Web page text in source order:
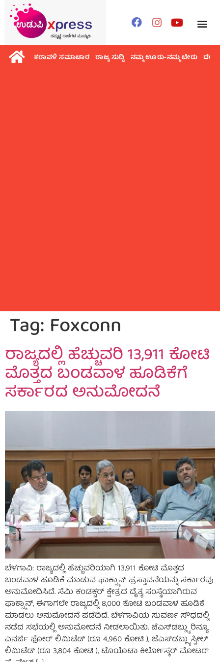
ಕರಾವಳಿ ಸಮಾಚಾರ ರಾಜ್ಯ ಸುದ್ದಿ ನಮ್ಮ ಊರು-ನಮ್ಮ ಬೇರು ದೇಶ
Tag: Foxconn
ರಾಜ್ಯದಲ್ಲಿ ಹೆಚ್ಚುವರಿ 13,911 ಕೋಟಿ
ಮೊತ್ತದ ಬಂಡವಾಳ ಹೂಡಿಕೆಗೆ
ಸರ್ಕಾರದ ಅನುಮೋದನೆ
ಬೆಳಗಾವಿ: ರಾಜ್ಯದಲ್ಲಿ ಹೆಚ್ಚುವರಿಯಾಗಿ 13,911 ಕೋಟಿ ಮೊತ್ತದ
ಬಂಡವಾಳ ಹೂಡಿಕೆ ಮಾಡುವ ಫಾಕ್ಸ್ಕಾನ್‌ ಪ್ರಸ್ತಾವನೆಯನ್ನು ಸರ್ಕಾರವು
ಅನುಮೋದಿಸಿದೆ. ಸೆಮಿ ಕಂಡಕ್ಟರ್ ಕ್ಷೇತ್ರದ ದೈತ್ಯ ಸಂಸ್ಥೆಯಾಗಿರುವ
ಫಾಕ್ಸ್ಕಾನ್, ಈಗಾಗಲೇ ರಾಜ್ಯದಲ್ಲಿ 8,000 ಕೋಟಿ ಬಂಡವಾಳ ಹೂಡಿಕೆ
ಮಾಡಲು ಅನುಮೋದನೆ ಪಡೆದಿದೆ. ಬೆಳಗಾವಿಯ ಸುವರ್ಣ ಸೌಧದಲ್ಲಿ
ನಡೆದ ಸಭೆಯಲ್ಲಿ ಅನುಮೋದನೆ ನೀಡಲಾಯಿತು. ಜೆಎಸ್‌ಡಬ್ಲ್ಯು ರಿನ್ಯೂ
ಎನರ್ಜಿ ಫೋರ್ ಲಿಮಿಟೆಡ್ (ರೂ 4,960 ಕೋಟಿ ), ಜೆಎಸ್‌ಡಬ್ಲ್ಯು ಸ್ಟೀಲ್
ಲಿಮಿಟೆಡ್ (ರೂ 3,804 ಕೋಟಿ ), ಟೊಯೊಟಾ ಕಿರ್ಲೋಸ್ಕರ್ ಮೋಟರ್